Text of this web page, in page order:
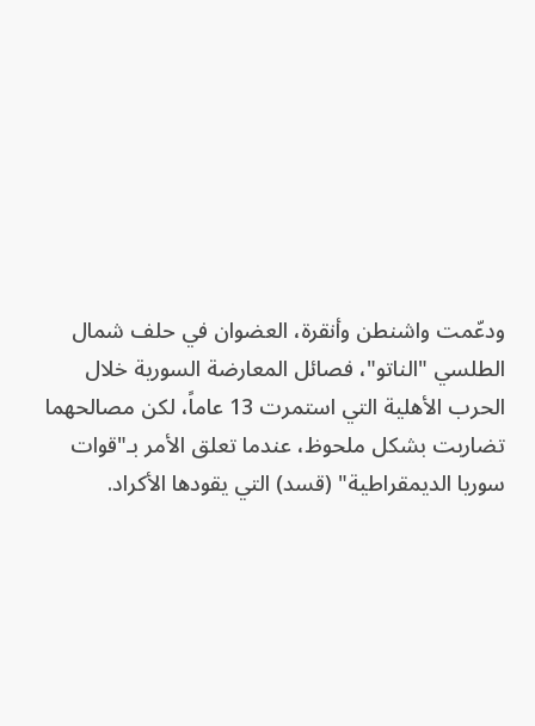
ودعّمت واشنطن وأنقرة، العضوان في حلف شمال
الطلسي "الناتو"، فصائل المعارضة السورية خلال
الحرب الأهلية التي استمرت 13 عاماً، لكن مصالحهما
تضاربت بشكل ملحوظ، عندما تعلق الأمر بـ"قوات
سوريا الديمقراطية" (قسد) التي يقودها الأكراد.